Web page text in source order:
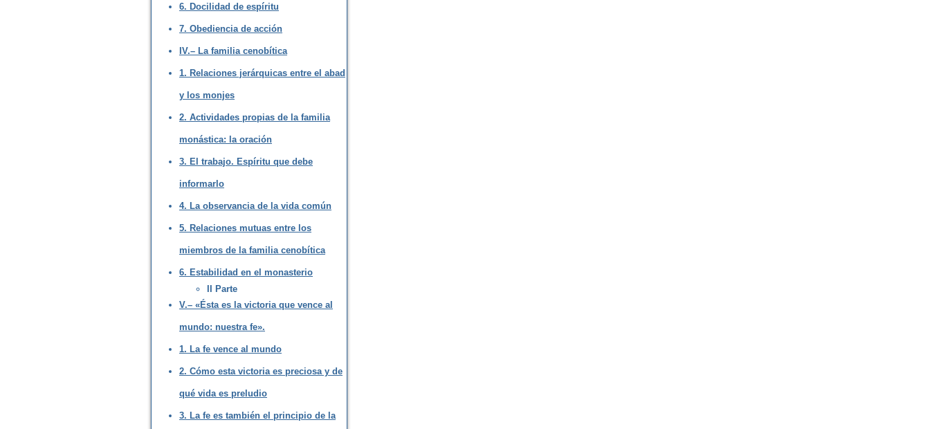
6. Docilidad de espíritu
7. Obediencia de acción
IV.– La familia cenobítica
1. Relaciones jerárquicas entre el abad
y los monjes
2. Actividades propias de la familia
monástica: la oración
3. El trabajo. Espíritu que debe
informarlo
4. La observancia de la vida común
5. Relaciones mutuas entre los
miembros de la familia cenobítica
6. Estabilidad en el monasterio
II Parte
V.– «Ésta es la victoria que vence al
mundo: nuestra fe».
1. La fe vence al mundo
2. Cómo esta victoria es preciosa y de
qué vida es preludio
3. La fe es también el principio de la